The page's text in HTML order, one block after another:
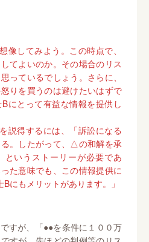
像してみよう。この時点で、
てよいのか。その場合のリス
っているでしょう。さらに、
りを買うのは避けたいはずで
にとって有益な情報を提供し
説得するには、「訴訟になる
。したがって、△の和解を承
というストーリーが必要であ
た意味でも、この情報提供に
にもメリットがあります。」
すが、「●●を条件に１００万